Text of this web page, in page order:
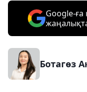
Google-
Ботагөз